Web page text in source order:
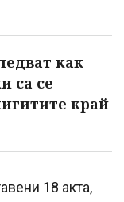
как
са се
край
18 акта,